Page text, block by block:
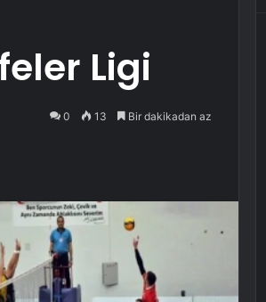
Ligi
0 13 Bir dakikadan az